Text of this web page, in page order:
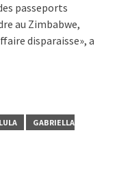
passeports
au Zimbabwe,
disparaisse», a
GABRIELLA